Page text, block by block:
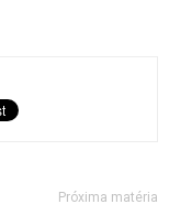
Próxima matéria